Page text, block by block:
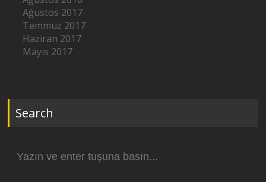
Ağustos 2017
Temmuz 2017
Haziran 2017
Mayıs 2017
Search
yap: